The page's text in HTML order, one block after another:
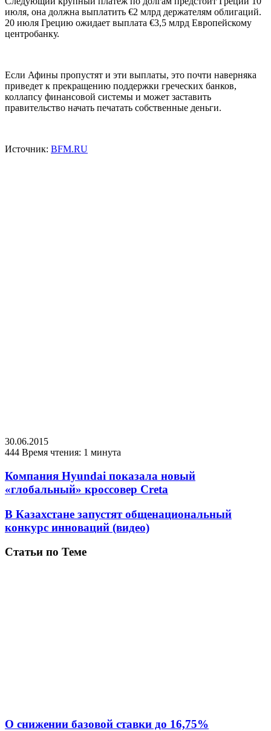
июля, она должна выплатить €2 млрд держателям облигаций.
20 июля Грецию ожидает выплата €3,5 млрд Европейскому
центробанку.
Если Афины пропустят и эти выплаты, это почти наверняка
приведет к прекращению поддержки греческих банков,
коллапсу финансовой системы и может заставить
правительство начать печатать собственные деньги.
Источник: BFM.RU
30.06.2015
444 Время чтения: 1 минута
Компания Hyundai показала новый
«глобальный» кроссовер Creta
В Казахстане запустят общенациональный
конкурс инноваций (видео)
Статьи по Теме
О снижении базовой ставки до 16,75%